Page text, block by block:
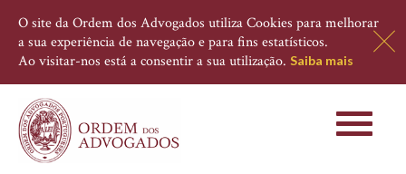
O site da Ordem dos Advogados utiliza Cookies para melhorar
a sua experiência de navegação e para fins estatísticos.
Ao visitar-nos está a consentir a sua utilização. Saiba mais
Toggle